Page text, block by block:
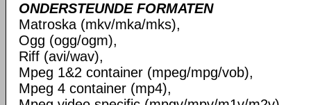
ONDERSTEUNDE FORMATEN
Matroska (mkv/mka/mks),
Ogg (ogg/ogm),
Riff (avi/wav),
Mpeg 1&2 container (mpeg/mpg/vob),
Mpeg 4 container (mp4),